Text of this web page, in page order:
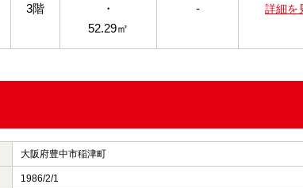
3階
・
52.29㎡
- 詳細を
大阪府豊中市稲津町
1986/2/1